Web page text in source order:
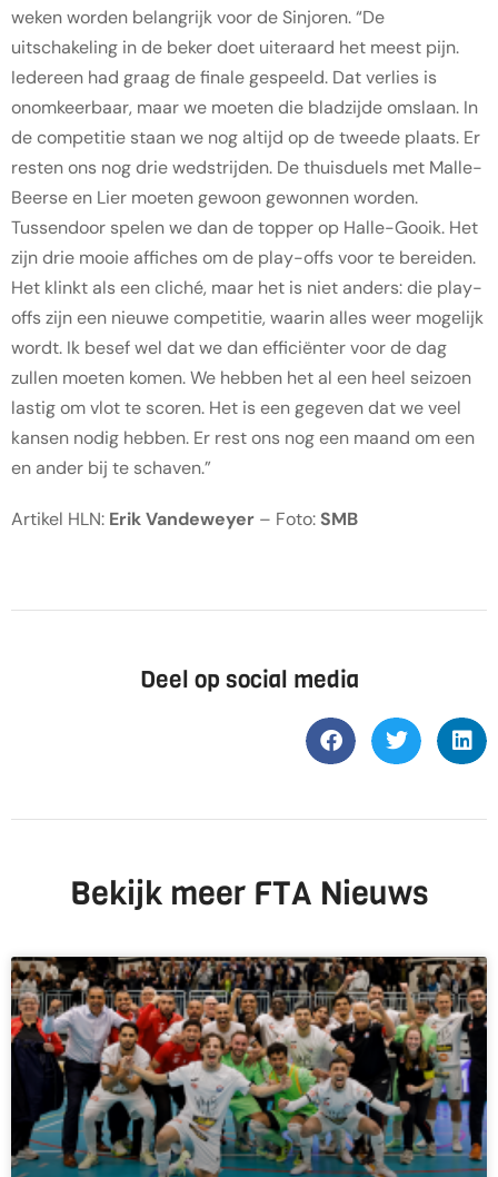
weken worden belangrijk voor de Sinjoren. “De
uitschakeling in de beker doet uiteraard het meest pijn.
Iedereen had graag de finale gespeeld. Dat verlies is
onomkeerbaar, maar we moeten die bladzijde omslaan. In
de competitie staan we nog altijd op de tweede plaats. Er
resten ons nog drie wedstrijden. De thuisduels met Malle-
Beerse en Lier moeten gewoon gewonnen worden.
Tussendoor spelen we dan de topper op Halle-Gooik. Het
zijn drie mooie affiches om de play-offs voor te bereiden.
Het klinkt als een cliché, maar het is niet anders: die play-
offs zijn een nieuwe competitie, waarin alles weer mogelijk
wordt. Ik besef wel dat we dan efficiënter voor de dag
zullen moeten komen. We hebben het al een heel seizoen
lastig om vlot te scoren. Het is een gegeven dat we veel
kansen nodig hebben. Er rest ons nog een maand om een
en ander bij te schaven.”
Artikel HLN: Erik Vandeweyer – Foto: SMB
Deel op social media
Bekijk meer FTA Nieuws